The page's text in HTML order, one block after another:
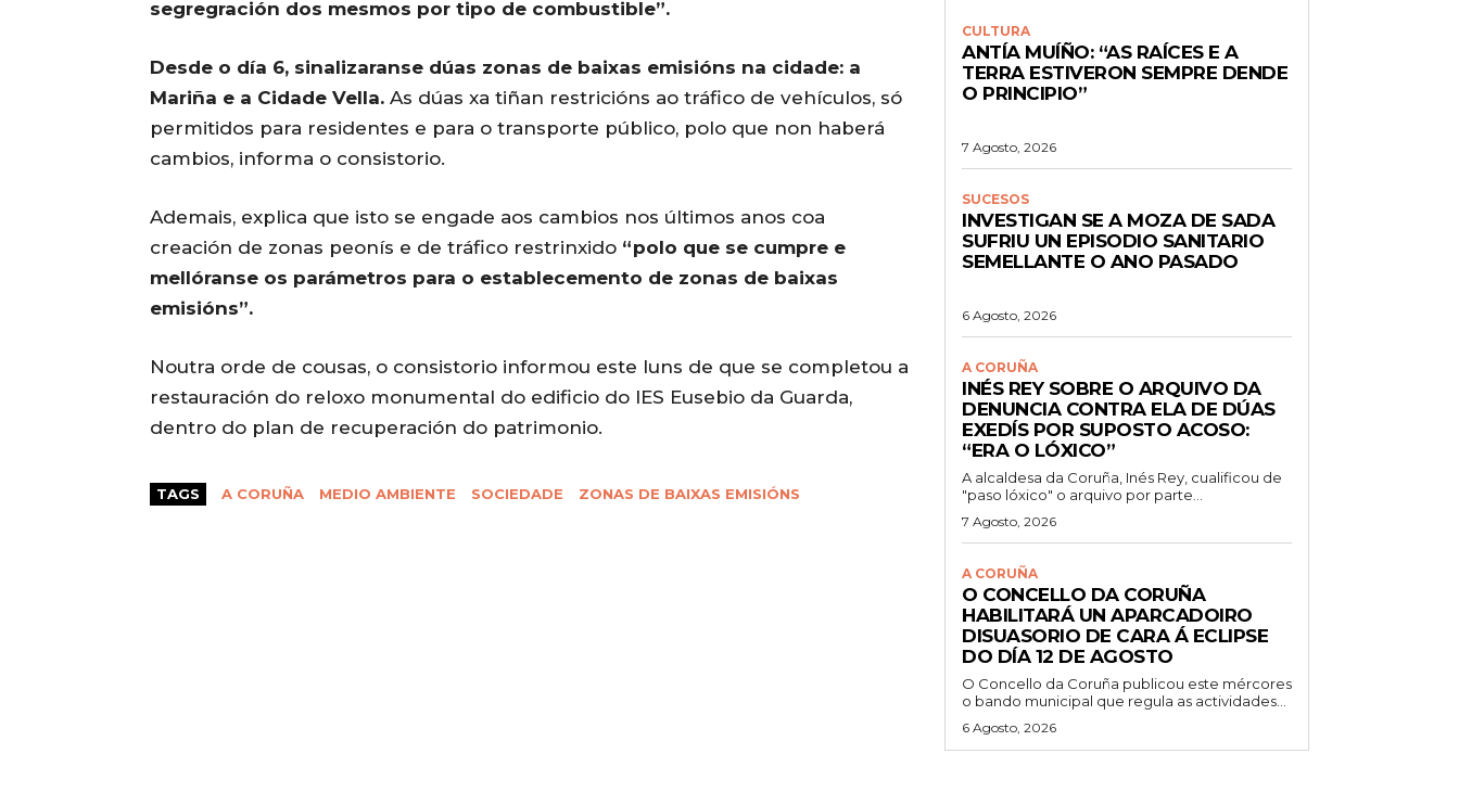
segregración dos mesmos por tipo de combustible”.
Desde o día 6, sinalizaranse dúas zonas de baixas emisións na cidade: a
Mariña e a Cidade Vella. As dúas xa tiñan restricións ao tráfico de vehículos, só
permitidos para residentes e para o transporte público, polo que non haberá
cambios, informa o consistorio.
Ademais, explica que isto se engade aos cambios nos últimos anos coa
creación de zonas peonís e de tráfico restrinxido “polo que se cumpre e
mellóranse os parámetros para o establecemento de zonas de baixas
emisións”.
Noutra orde de cousas, o consistorio informou este luns de que se completou a
restauración do reloxo monumental do edificio do IES Eusebio da Guarda,
dentro do plan de recuperación do patrimonio.
TAGS A CORUÑA MEDIO AMBIENTE SOCIEDADE ZONAS DE BAIXAS EMISIÓNS
CULTURA
ANTÍA MUÍÑO: “AS RAÍCES E A
TERRA ESTIVERON SEMPRE DENDE
O PRINCIPIO”
7 Agosto, 2026
SUCESOS
INVESTIGAN SE A MOZA DE SADA
SUFRIU UN EPISODIO SANITARIO
SEMELLANTE O ANO PASADO
6 Agosto, 2026
A CORUÑA
INÉS REY SOBRE O ARQUIVO DA
DENUNCIA CONTRA ELA DE DÚAS
EXEDÍS POR SUPOSTO ACOSO:
“ERA O LÓXICO”
A alcaldesa da Coruña, Inés Rey, cualificou de
"paso lóxico" o arquivo por parte...
7 Agosto, 2026
A CORUÑA
O CONCELLO DA CORUÑA
HABILITARÁ UN APARCADOIRO
DISUASORIO DE CARA Á ECLIPSE
DO DÍA 12 DE AGOSTO
O Concello da Coruña publicou este mércores
o bando municipal que regula as actividades...
6 Agosto, 2026